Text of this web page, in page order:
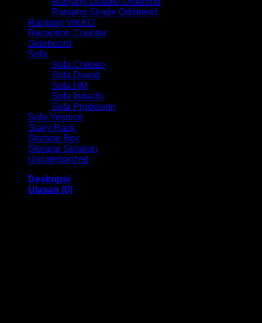
Ranjang Single Orbitrend
Ranjang VIKKO
Reception Counter
Sideboard
Sofa
Sofa Chitose
Sofa Donati
Sofa HM
Sofa Indachi
Sofa Prodesign
Sofa Yesnice
Staky Rack
Storage Box
Storage Solution
Uncategorized
Deskripsi
Ulasan (0)